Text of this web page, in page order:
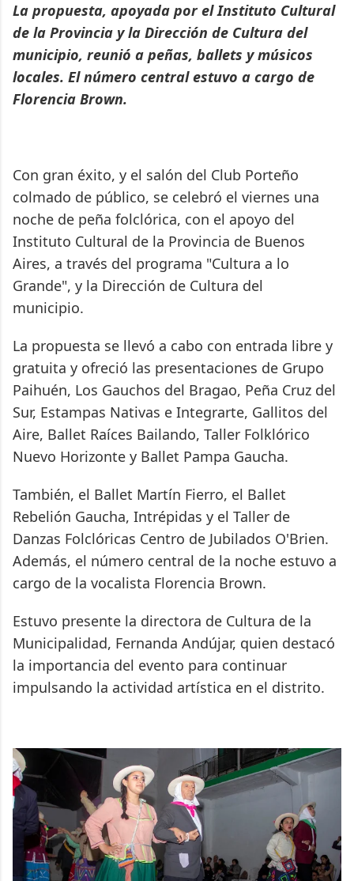
La propuesta, apoyada por el Instituto Cultural
de la Provincia y la Dirección de Cultura del
municipio, reunió a peñas, ballets y músicos
locales. El número central estuvo a cargo de
Florencia Brown.
Con gran éxito, y el salón del Club Porteño
colmado de público, se celebró el viernes una
noche de peña folclórica, con el apoyo del
Instituto Cultural de la Provincia de Buenos
Aires, a través del programa "Cultura a lo
Grande", y la Dirección de Cultura del
municipio.
La propuesta se llevó a cabo con entrada libre y
gratuita y ofreció las presentaciones de Grupo
Paihuén, Los Gauchos del Bragao, Peña Cruz del
Sur, Estampas Nativas e Integrarte, Gallitos del
Aire, Ballet Raíces Bailando, Taller Folklórico
Nuevo Horizonte y Ballet Pampa Gaucha.
También, el Ballet Martín Fierro, el Ballet
Rebelión Gaucha, Intrépidas y el Taller de
Danzas Folclóricas Centro de Jubilados O'Brien.
Además, el número central de la noche estuvo a
cargo de la vocalista Florencia Brown.
Estuvo presente la directora de Cultura de la
Municipalidad, Fernanda Andújar, quien destacó
la importancia del evento para continuar
impulsando la actividad artística en el distrito.